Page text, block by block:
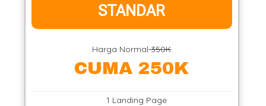
STANDAR
Harga Normal350K
CUMA 250K
1 Landing Page